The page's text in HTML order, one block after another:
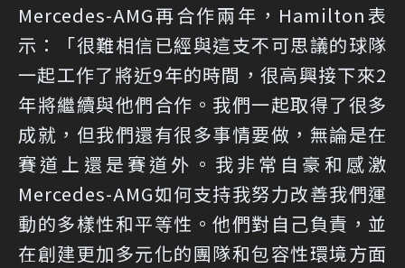
Mercedes-AMG再合作兩年，Hamilton表
示：「很難相信已經與這支不可思議的球隊
一起工作了將近9年的時間，很高興接下來2
年將繼續與他們合作。我們一起取得了很多
成就，但我們還有很多事情要做，無論是在
賽道上還是賽道外。我非常自豪和感激
Mercedes-AMG如何支持我努力改善我們運
動的多樣性和平等性。他們對自己負責，並
在創建更加多元化的團隊和包容性環境方面